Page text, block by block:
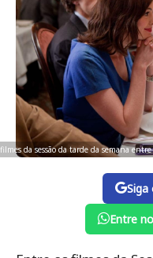
da sessão da tarde da semana
Siga
Entre